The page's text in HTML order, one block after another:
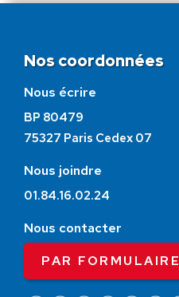
Nos coordonnées
Nous écrire
BP 80479
75327 Paris Cedex 07
Nous joindre
01.84.16.02.24
Nous contacter
PAR FORMULAIRE